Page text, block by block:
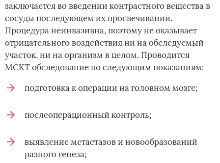
заключается во введении контрастного вещества в
сосуды последующем их просвечивании.
Процедура неинвазивна, поэтому не оказывает
отрицательного воздействия ни на обследуемый
участок, ни на организм в целом. Проводится
МСКТ обследование по следующим показаниям:
подготовка к операции на головном мозге;
послеоперационный контроль;
выявление метастазов и новообразований
разного генеза;